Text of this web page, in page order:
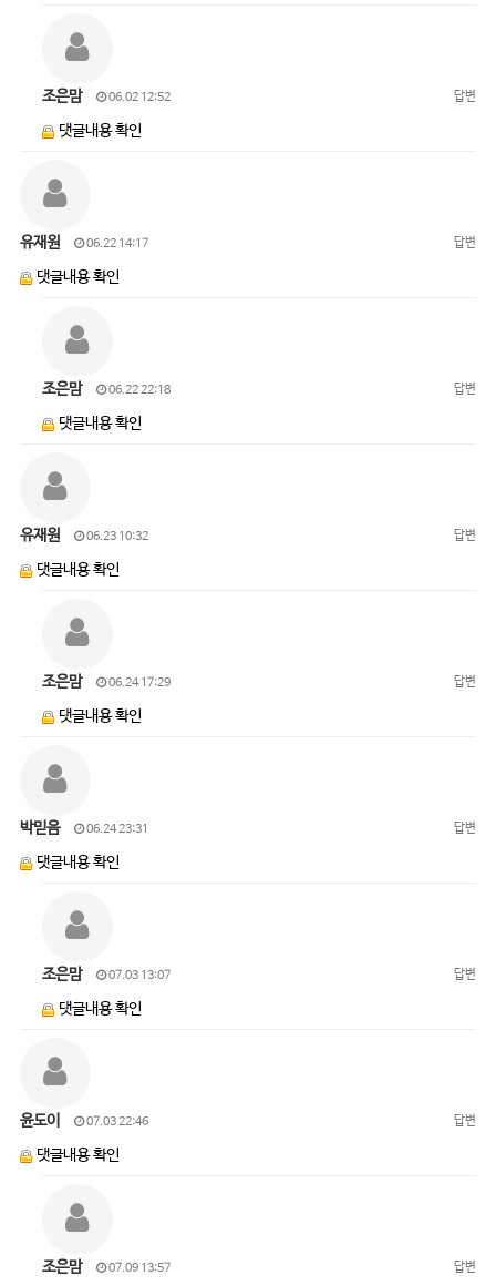
조은맘 06.02 12:52 답변
댓글내용 확인
유재원 06.22 14:17 답변
댓글내용 확인
조은맘 06.22 22:18 답변
댓글내용 확인
유재원 06.23 10:32 답변
댓글내용 확인
조은맘 06.24 17:29 답변
댓글내용 확인
박믿음 06.24 23:31 답변
댓글내용 확인
조은맘 07.03 13:07 답변
댓글내용 확인
윤도이 07.03 22:46 답변
댓글내용 확인
조은맘 07.09 13:57 답변